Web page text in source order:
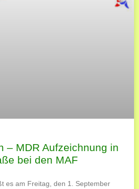
– MDR Aufzeichnung in
bei den MAF
es am Freitag, den 1. September